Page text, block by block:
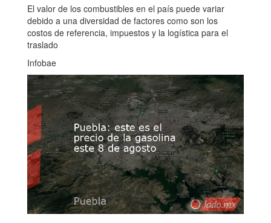
El valor de los combustibles en el país puede variar
debido a una diversidad de factores como son los
costos de referencia, impuestos y la logística para el
traslado
Infobae